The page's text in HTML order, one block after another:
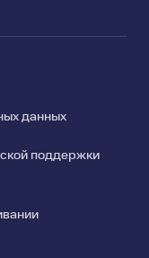
данных
поддержки